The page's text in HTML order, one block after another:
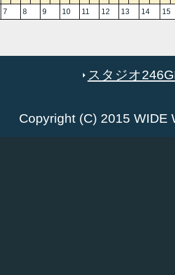
7 8 9 10 11 12 13 14 15
スタジオ
Copyright (C) 2015 WIDE